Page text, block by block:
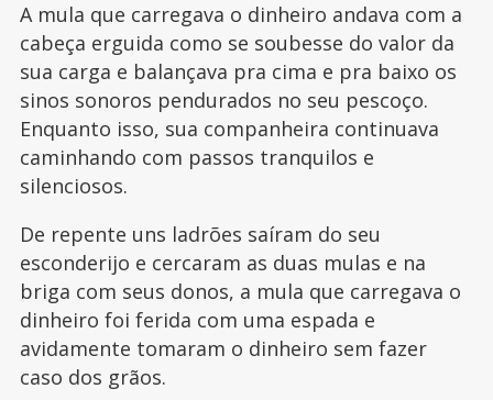
A mula que carregava o dinheiro andava com a
cabeça erguida como se soubesse do valor da
sua carga e balançava pra cima e pra baixo os
sinos sonoros pendurados no seu pescoço.
Enquanto isso, sua companheira continuava
caminhando com passos tranquilos e
silenciosos.
De repente uns ladrões saíram do seu
esconderijo e cercaram as duas mulas e na
briga com seus donos, a mula que carregava o
dinheiro foi ferida com uma espada e
avidamente tomaram o dinheiro sem fazer
caso dos grãos.